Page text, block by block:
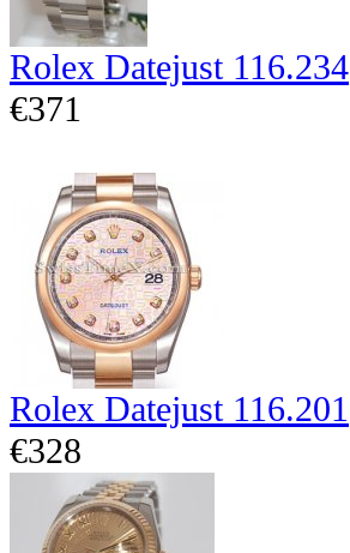
Rolex Datejust 116.234
€371
Rolex Datejust 116.201
€328